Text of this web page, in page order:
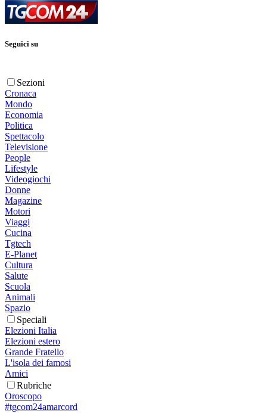
Seguici su
Sezioni
Cronaca
Mondo
Economia
Politica
Spettacolo
Televisione
People
Lifestyle
Videogiochi
Donne
Magazine
Motori
Viaggi
Cucina
Tgtech
E-Planet
Cultura
Salute
Scuola
Animali
Spazio
Speciali
Elezioni Italia
Elezioni estero
Grande Fratello
L'isola dei famosi
Amici
Rubriche
Oroscopo
#tgcom24amarcord